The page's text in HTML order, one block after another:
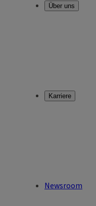
Über uns
Karriere
Newsroom